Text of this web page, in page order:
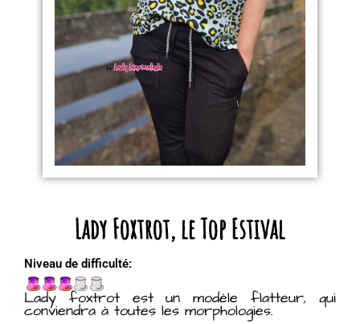
Lady Foxtrot, le Top Estival
Niveau de difficulté:
Lady foxtrot est un modèle flatteur, qui
conviendra à toutes les morphologies.